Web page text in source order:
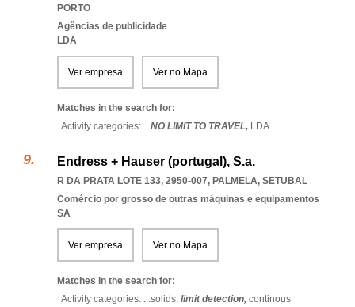
PORTO
Agências de publicidade
LDA
Ver empresa Ver no Mapa
Matches in the search for:
Activity categories: ...NO LIMIT TO TRAVEL, LDA...
Endress + Hauser (portugal), S.a.
R DA PRATA LOTE 133, 2950-007, PALMELA, SETUBAL
Comércio por grosso de outras máquinas e equipamentos
SA
Ver empresa Ver no Mapa
Matches in the search for:
Activity categories: ...solids, limit detection, continous